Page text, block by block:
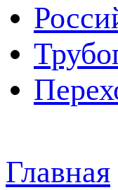
Главная